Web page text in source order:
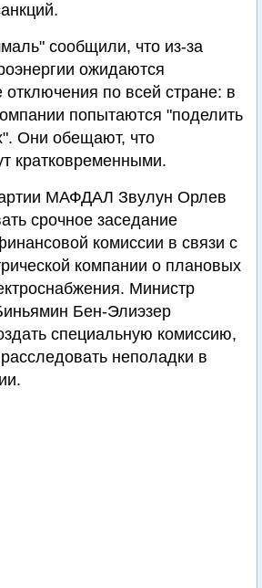
сообщили, что из-за
ожидаются
по всей стране: в
попытаются "поделить
Они обещают, что
кратковременными.
МАФДАЛ Звулун Орлев
срочное заседание
комиссии в связи с
компании о плановых
Министр
Бен-Элиэзер
специальную комиссию,
неполадки в